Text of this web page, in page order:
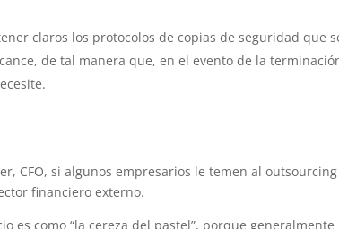
claros los protocolos de copias de seguridad que
de tal manera que, en el evento de la
CFO, si algunos empresarios le temen al outsourcing
financiero externo.
es como “la cereza del pastel”, porque generalmente